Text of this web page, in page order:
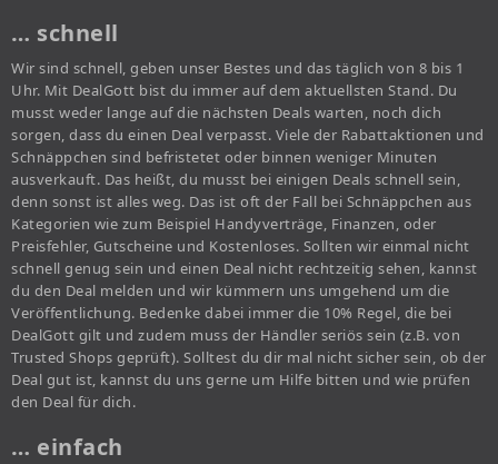
… schnell
Wir sind schnell, geben unser Bestes und das täglich von 8 bis 1
Uhr. Mit DealGott bist du immer auf dem aktuellsten Stand. Du
musst weder lange auf die nächsten Deals warten, noch dich
sorgen, dass du einen Deal verpasst. Viele der Rabattaktionen und
Schnäppchen sind befristetet oder binnen weniger Minuten
ausverkauft. Das heißt, du musst bei einigen Deals schnell sein,
denn sonst ist alles weg. Das ist oft der Fall bei Schnäppchen aus
Kategorien wie zum Beispiel Handyverträge, Finanzen, oder
Preisfehler, Gutscheine und Kostenloses. Sollten wir einmal nicht
schnell genug sein und einen Deal nicht rechtzeitig sehen, kannst
du den Deal melden und wir kümmern uns umgehend um die
Veröffentlichung. Bedenke dabei immer die 10% Regel, die bei
DealGott gilt und zudem muss der Händler seriös sein (z.B. von
Trusted Shops geprüft). Solltest du dir mal nicht sicher sein, ob der
Deal gut ist, kannst du uns gerne um Hilfe bitten und wie prüfen
den Deal für dich.
… einfach